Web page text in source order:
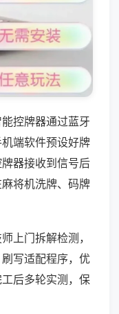
控牌器通过蓝牙
端软件预设好牌
器接收到信号后
将机洗牌、码牌
上门拆解检测，
写适配程序，优
后多轮实测，保